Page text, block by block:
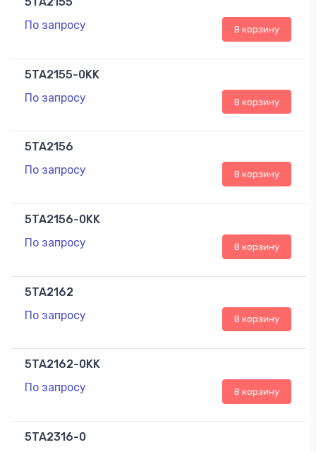
По запросу
В корзину
5TA2155-0KK
По запросу
В корзину
5TA2156
По запросу
В корзину
5TA2156-0KK
По запросу
В корзину
5TA2162
По запросу
В корзину
5TA2162-0KK
По запросу
В корзину
5TA2316-0